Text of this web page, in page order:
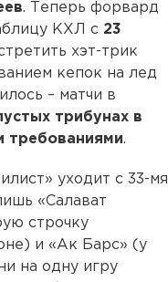
. Теперь форвард
КХЛ с 23
хэт-трик
кепок на лед
– матчи в
трибунах в
требованиями.
уходит с 33-мя
«Салават
строчку
и «Ак Барс» (у
на одну игру